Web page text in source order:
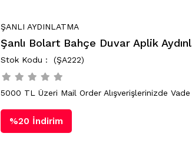
ŞANLI AYDINLATMA
Şanlı Bolart Bahçe Duvar Aplik
(ŞA222)
5000 TL Üzeri Mail Order Alışverişlerinizde Vade
%20 İndirim